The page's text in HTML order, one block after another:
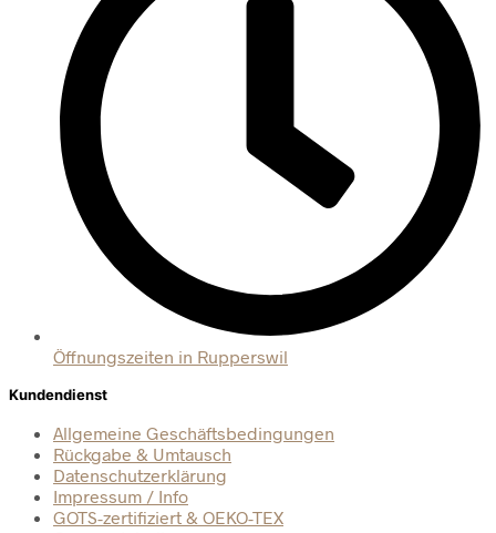
Öffnungszeiten in Rupperswil
Kundendienst
Allgemeine Geschäftsbedingungen
Rückgabe & Umtausch
Datenschutzerklärung
Impressum / Info
GOTS-zertifiziert & OEKO-TEX